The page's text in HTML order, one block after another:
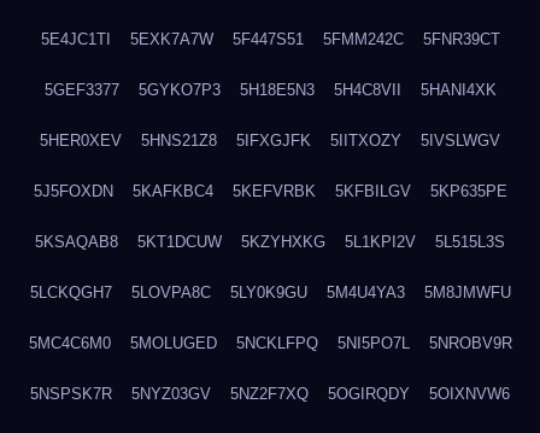
5E4JC1TI 5EXK7A7W 5F447S51 5FMM242C 5FNR39CT
5GEF3377 5GYKO7P3 5H18E5N3 5H4C8VII 5HANI4XK
5HER0XEV 5HNS21Z8 5IFXGJFK 5IITXOZY 5IVSLWGV
5J5FOXDN 5KAFKBC4 5KEFVRBK 5KFBILGV 5KP635PE
5KSAQAB8 5KT1DCUW 5KZYHXKG 5L1KPI2V 5L515L3S
5LCKQGH7 5LOVPA8C 5LY0K9GU 5M4U4YA3 5M8JMWFU
5MC4C6M0 5MOLUGED 5NCKLFPQ 5NI5PO7L 5NROBV9R
5NSPSK7R 5NYZ03GV 5NZ2F7XQ 5OGIRQDY 5OIXNVW6